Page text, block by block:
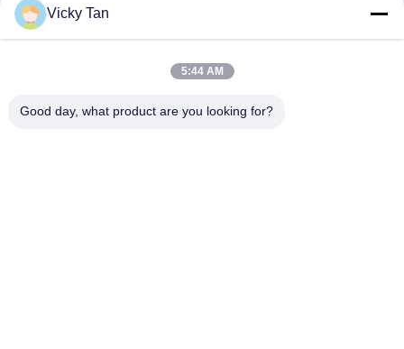
Connecteur rapide optique unimodal optique de fibre de Ftth
de connecteur rapide de fibre de SM de Sc/Upc Sc/Apc
Assemblée de champ optique rapide de fibre du connecteur
Vicky Tan
5:44 AM
Good day, what product are you looking for?